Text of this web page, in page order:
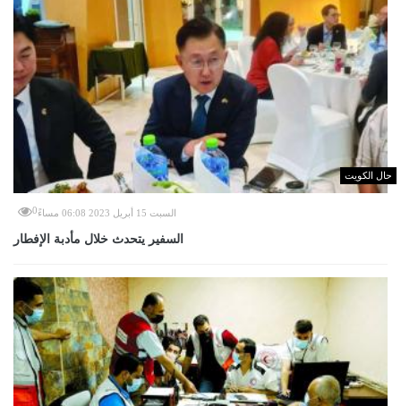
حال الكويت
السبت 15 أبريل 2023 06:08 مساءً 0
السفير يتحدث خلال مأدبة الإفطار